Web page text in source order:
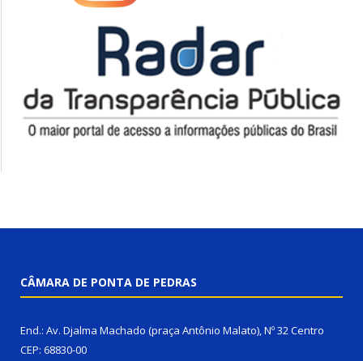
CÂMARA DE PONTA DE PEDRAS
End.: Av. Djalma Machado (praça Antônio Malato), Nº 32 Centro
CEP: 68830-00